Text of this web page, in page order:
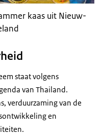
kaas uit Nieuw-
staat volgens
van Thailand.
verduurzaming van de
en